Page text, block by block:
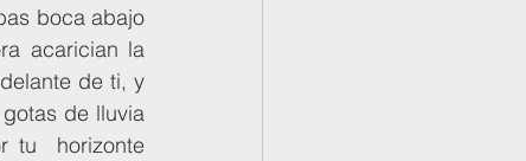
boca abajo
acarician la
de ti, y
de lluvia
tu  horizonte